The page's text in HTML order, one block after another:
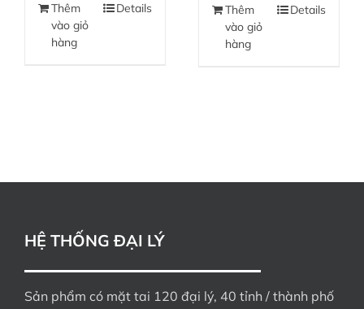
Thêm
vào giỏ
hàng
Details
Thêm
vào giỏ
hàng
Details
HỆ THỐNG ĐẠI LÝ
Sản phẩm có mặt tai 120 đại lý, 40 tỉnh / thành phố